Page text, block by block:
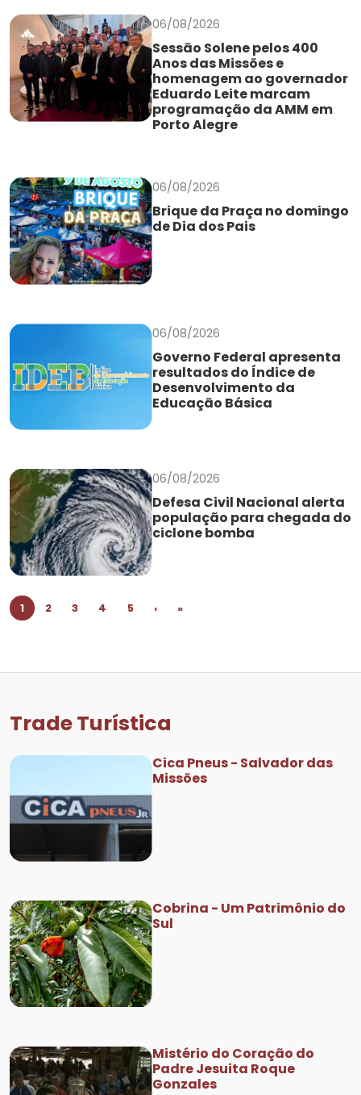
06/08/2026
Sessão Solene pelos 400
Anos das Missões e
homenagem ao governador
Eduardo Leite marcam
programação da AMM em
Porto Alegre
06/08/2026
Brique da Praça no domingo
de Dia dos Pais
06/08/2026
Governo Federal apresenta
resultados do Índice de
Desenvolvimento da
Educação Básica
06/08/2026
Defesa Civil Nacional alerta
população para chegada do
ciclone bomba
1 2 3 4 5 › »
Trade Turística
Cica Pneus - Salvador das
Missões
Cobrina - Um Patrimônio do
Sul
Mistério do Coração do
Padre Jesuita Roque
Gonzales